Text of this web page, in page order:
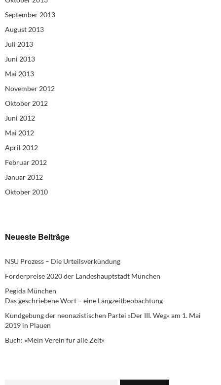
September 2013
August 2013
Juli 2013
Juni 2013
Mai 2013
November 2012
Oktober 2012
Juni 2012
Mai 2012
April 2012
Februar 2012
Januar 2012
Oktober 2010
Neueste Beiträge
NSU Prozess – Die Urteilsverkündung
Förderpreise 2020 der Landeshauptstadt München
Pegida München
Das geschriebene Wort – eine Langzeitbeobachtung
Kundgebung der neonazistischen Partei »Der III. Weg« am 1. Mai
2019 in Plauen
Buch: »Mein Verein für alle Zeit«